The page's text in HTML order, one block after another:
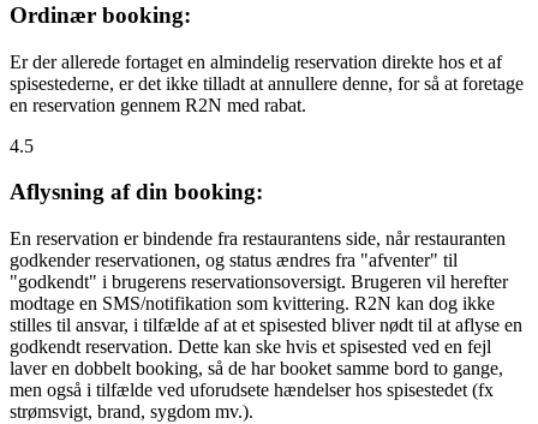
Ordinær booking:
Er der allerede fortaget en almindelig reservation direkte hos et af
spisestederne, er det ikke tilladt at annullere denne, for så at foretage
en reservation gennem R2N med rabat.
4.5
Aflysning af din booking:
En reservation er bindende fra restaurantens side, når restauranten
godkender reservationen, og status ændres fra "afventer" til
"godkendt" i brugerens reservationsoversigt. Brugeren vil herefter
modtage en SMS/notifikation som kvittering. R2N kan dog ikke
stilles til ansvar, i tilfælde af at et spisested bliver nødt til at aflyse en
godkendt reservation. Dette kan ske hvis et spisested ved en fejl
laver en dobbelt booking, så de har booket samme bord to gange,
men også i tilfælde ved uforudsete hændelser hos spisestedet (fx
strømsvigt, brand, sygdom mv.).